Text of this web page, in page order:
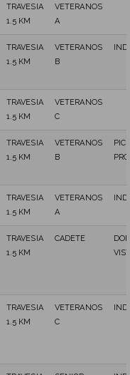
TRAVESIA
1.5 KM
VETERANOS
A
TRAVESIA
1.5 KM
VETERANOS
B
TRAVESIA
1.5 KM
VETERANOS
C
TRAVESIA
1.5 KM
VETERANOS
B
TRAVESIA
1.5 KM
VETERANOS
A
TRAVESIA
1.5 KM
CADETE
TRAVESIA
1.5 KM
VETERANOS
C